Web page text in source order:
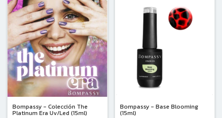
Bompassy - Colección The
Platinum Era Uv/Led (15ml)
Bompassy - Base Blooming
(15ml)